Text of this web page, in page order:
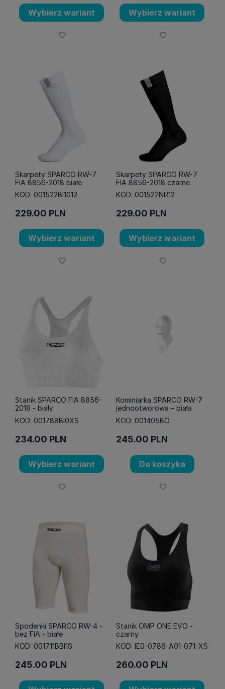
Wybierz wariant Wybierz wariant
Skarpety SPARCO RW-7
FIA 8856-2018 białe
KOD: 001522BI1012
229.00 PLN
Wybierz wariant
Skarpety SPARCO RW-7
FIA 8856-2018 czarne
KOD: 001522NR12
229.00 PLN
Wybierz wariant
Stanik SPARCO FIA 8856-
2018 - biały
KOD: 001788BI0XS
234.00 PLN
Wybierz wariant
Kominiarka SPARCO RW-7
jednootworowa – biała
KOD: 001405BO
245.00 PLN
Do koszyka
Spodenki SPARCO RW-4 -
bez FIA - białe
KOD: 001711BBI1S
245.00 PLN
Stanik OMP ONE EVO -
czarny
KOD: IE0-0786-A01-071-XS
260.00 PLN